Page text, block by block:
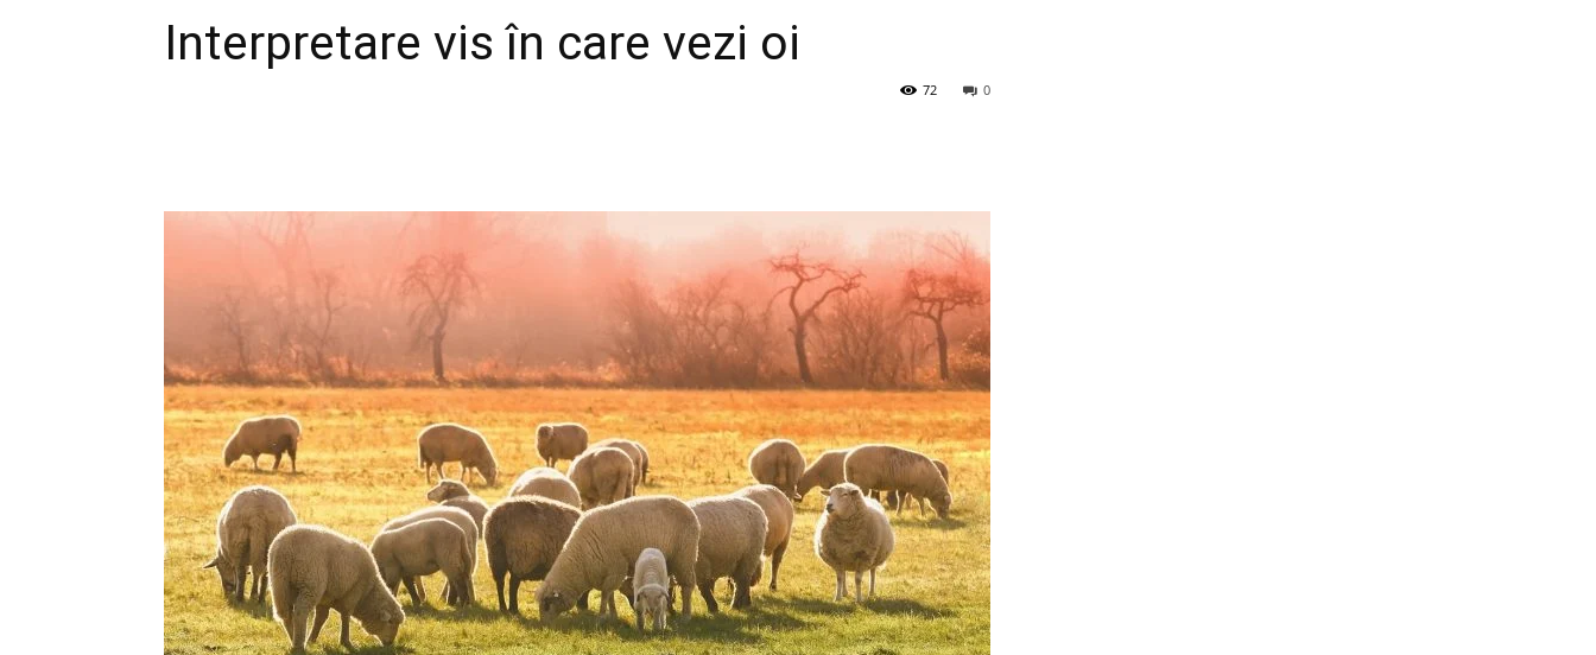
Interpretare vis în care vezi oi
0
72